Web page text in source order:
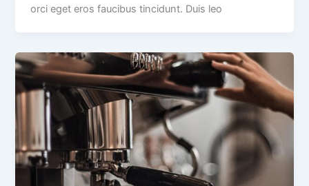
orci eget eros faucibus tincidunt. Duis leo